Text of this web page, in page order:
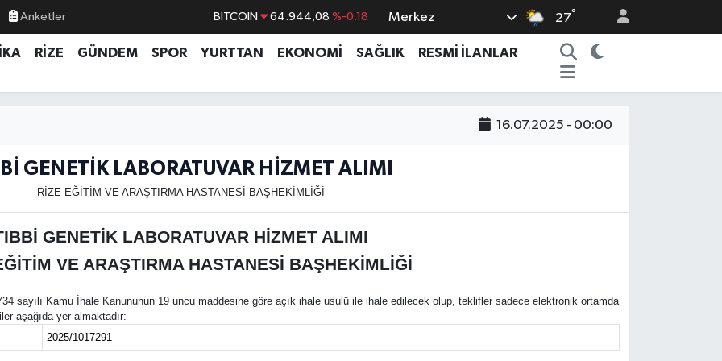
Anketler BITCOIN 64.944,08 %-0.18
DOLAR 47,7436 %0.18
BİST100 13.779 %-14
Merkez 27°
RİZE GÜNDEM SPOR YURTTAN EKONOMİ SAĞLIK
RESMİ İLANLAR
16.07.2025 - 00:00
GENETİK LABORATUVAR HİZMET ALIMI
RİZE EĞİTİM VE ARAŞTIRMA HASTANESİ BAŞHEKİMLİĞİ
GENETİK LABORATUVAR HİZMET ALIMI
VE ARAŞTIRMA HASTANESİ BAŞHEKİMLİĞİ
sayılı Kamu İhale Kanununun 19 uncu maddesine göre açık ihale usulü ile ihale edilecek olup, teklifler sadece elektronik ortamda
aşağıda yer almaktadır:
2025/1017291